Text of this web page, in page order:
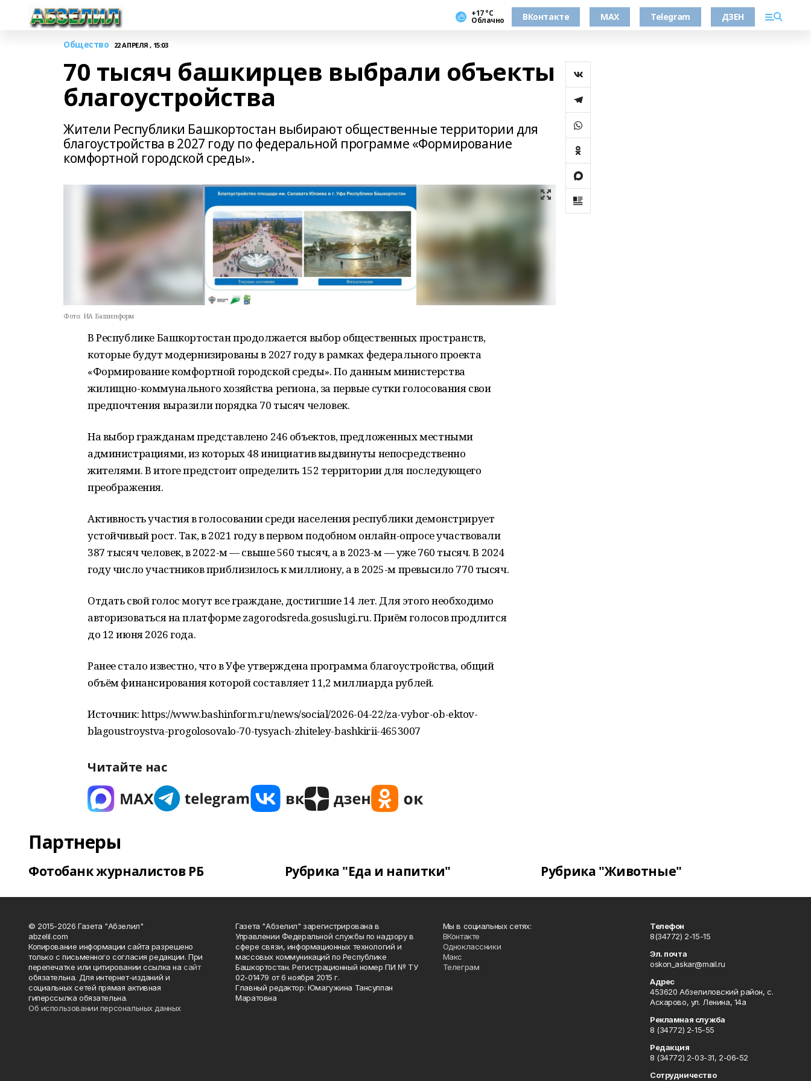
+17 °С
Облачно ВКонтакте MAX Telegram ДЗЕН
Общество 22 АПРЕЛЯ , 15:03
70 тысяч башкирцев выбрали объекты
благоустройства
Жители Республики Башкортостан выбирают общественные территории для
благоустройства в 2027 году по федеральной программе «Формирование
комфортной городской среды».
Фото: ИА Башинформ
В Республике Башкортостан продолжается выбор общественных пространств,
которые будут модернизированы в 2027 году в рамках федерального проекта
«Формирование комфортной городской среды». По данным министерства
жилищно-коммунального хозяйства региона, за первые сутки голосования свои
предпочтения выразили порядка 70 тысяч человек.
На выбор гражданам представлено 246 объектов, предложенных местными
администрациями, из которых 48 инициатив выдвинуты непосредственно
жителями. В итоге предстоит определить 152 территории для последующего
преображения.
Активность участия в голосовании среди населения республики демонстрирует
устойчивый рост. Так, в 2021 году в первом подобном онлайн-опросе участвовали
387 тысяч человек, в 2022-м — свыше 560 тысяч, а в 2023-м — уже 760 тысяч. В 2024
году число участников приблизилось к миллиону, а в 2025-м превысило 770 тысяч.
Отдать свой голос могут все граждане, достигшие 14 лет. Для этого необходимо
авторизоваться на платформе zagorodsreda.gosuslugi.ru. Приём голосов продлится
до 12 июня 2026 года.
Ранее стало известно, что в Уфе утверждена программа благоустройства, общий
объём финансирования которой составляет 11,2 миллиарда рублей.
Источник: https://www.bashinform.ru/news/social/2026-04-22/za-vybor-ob-ektov-
blagoustroystva-progolosovalo-70-tysyach-zhiteley-bashkirii-4653007
Читайте нас
Партнеры
Фотобанк журналистов РБ Рубрика "Еда и напитки" Рубрика "Животные"
© 2015-2026 Газета "Абзелил"
abzelil.com
Копирование информации сайта разрешено
только с письменного согласия редакции. При
перепечатке или цитировании ссылка на сайт
обязательна. Для интернет-изданий и
социальных сетей прямая активная
гиперссылка обязательна.
Об использовании персональных данных
Газета "Абзелил" зарегистрирована в
Управлении Федеральной службы по надзору в
сфере связи, информационных технологий и
массовых коммуникаций по Республике
Башкортостан. Регистрационный номер ПИ № ТУ
02-01479 от 6 ноября 2015 г.
Главный редактор: Юмагужина Тансулпан
Маратовна
Мы в социальных сетях:
ВКонтакте
Одноклассники
Макс
Телеграм
Телефон
8(34772) 2-15-15
Эл. почта
oskon_askar@mail.ru
Адрес
453620 Абзелиловский район, с.
Аскарово, ул. Ленина, 14а
Рекламная служба
8 (34772) 2-15-55
Редакция
8 (34772) 2-03-31, 2-06-52
Сотрудничество